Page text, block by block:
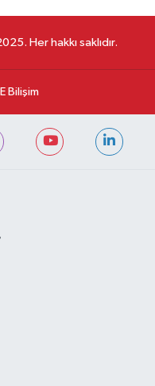
Her hakkı saklıdır.
Bilişim